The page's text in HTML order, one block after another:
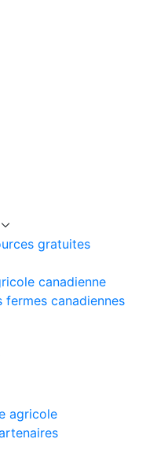
gratuites
canadienne
fermes canadiennes
agricole